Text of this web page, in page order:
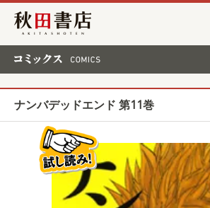
秋田書店
ナンバデッドエンド 第11巻